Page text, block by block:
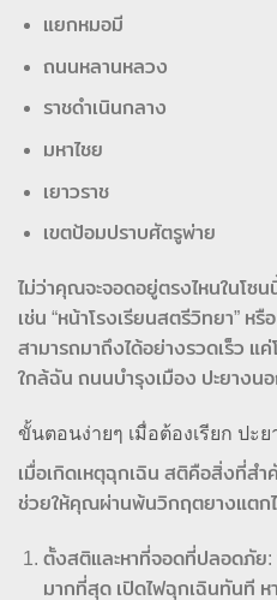
แยกหมอมี
ถนนหลานหลวง
ราชดำเนินกลาง
มหาไชย
เยาวราช
เขตป้อมปราบศัตรูพ่าย
ไม่ว่าคุณจะจอดอยู่ตรงไหนในโซ
เช่น “หน้าโรงเรียนสตรีวิทยา” ห
สามารถมาถึงได้อย่างรวดเร็ว แ
ใกล้ฉัน ถนนบำรุงเมือง ปะยางน
ขั้นตอนง่ายๆ เมื่อต้องเรียก ปะ
เมื่อเกิดเหตุฉุกเฉิน สติคือสิ่งที่ส
ช่วยให้คุณผ่านพ้นวิกฤตยางแตกไ
ตั้งสติและหาที่จอดที่ปลอดภัย:
มากที่สุด เปิดไฟฉุกเฉินทันที